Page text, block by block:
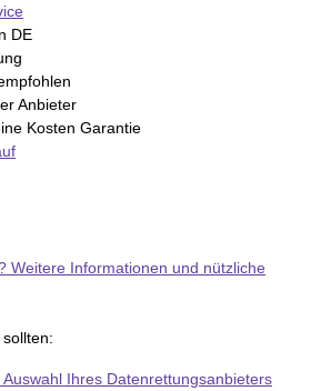
DE
Anbieter
Kosten Garantie
Weitere Informationen und nützliche
Ihres Datenrettungsanbieters